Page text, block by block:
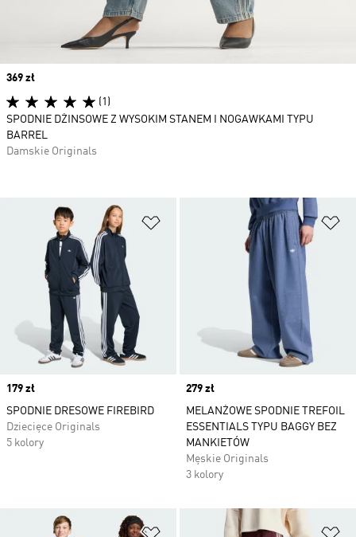
Dodaj do listy życzeń
Price
179 zł
SPODNIE DRESOWE FIREBIRD
Dziecięce Originals
5 kolory
Price
279 zł
MELANŻOWE SPODNIE TREFOIL
ESSENTIALS TYPU BAGGY BEZ
MANKIETÓW
Męskie Originals
3 kolory
Dodaj do listy życzeń
Price
369 zł
(1)
SPODNIE DŻINSOWE Z WYSOKIM STANEM I NOGAWKAMI TYPU
BARREL
Damskie Originals